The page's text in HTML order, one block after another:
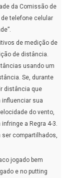
da Comissão de
telefone celular
de medição de
de distância.
usando um
Se, durante
distância que
sua
do vento,
a Regra 4-3.
ser compartilhados,
jogado bem
e no putting